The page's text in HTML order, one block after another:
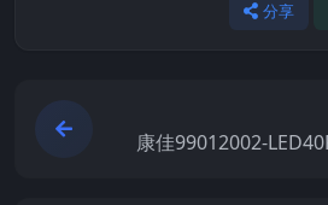
分享
康佳99012002-